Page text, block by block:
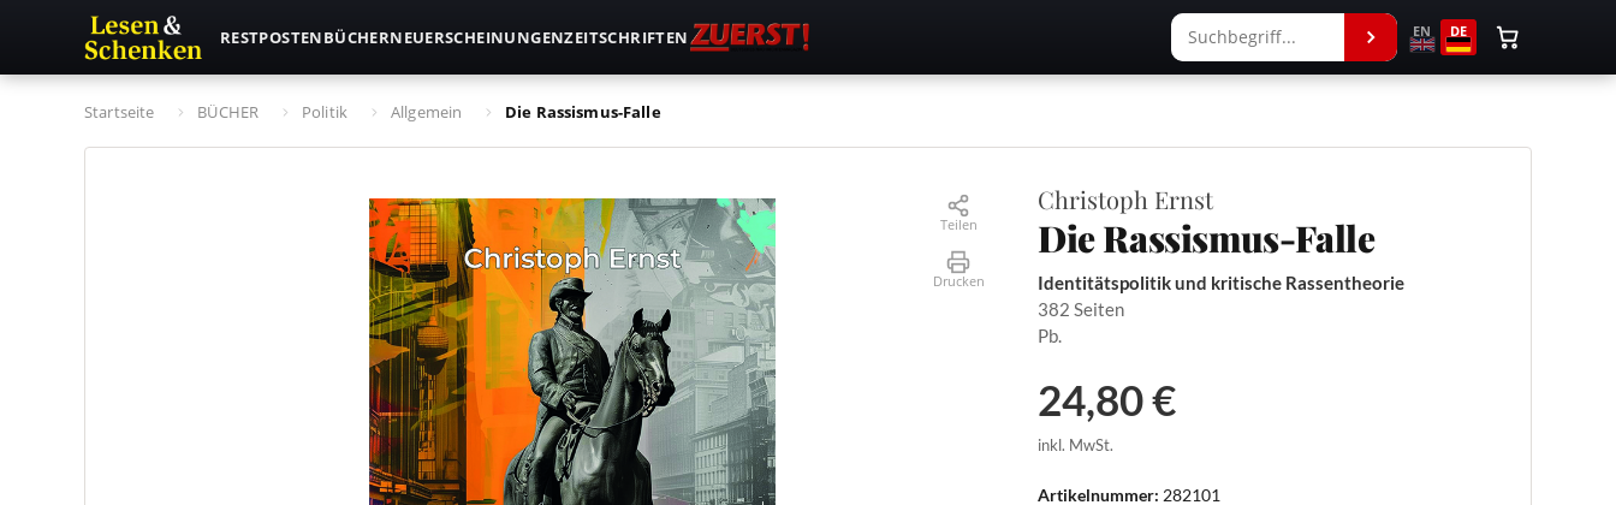
RESTPOSTENBÜCHERNEUERSCHEINUNGENZEITSCHRIFTEN EN DE
Startseite BÜCHER Politik Allgemein Die Rassismus-Falle
Teilen
Drucken
Christoph Ernst
Die Rassismus-Falle
Identitätspolitik und kritische Rassentheorie
382 Seiten
Pb.
24,80 €
inkl. MwSt.
Artikelnummer: 282101